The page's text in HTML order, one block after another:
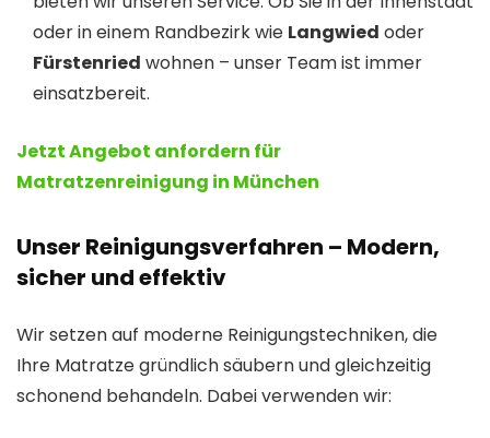
oder in einem Randbezirk wie Langwied oder
Fürstenried wohnen – unser Team ist immer
einsatzbereit.
Jetzt Angebot anfordern für
Matratzenreinigung in München
Unser Reinigungsverfahren – Modern,
sicher und effektiv
Wir setzen auf moderne Reinigungstechniken, die
Ihre Matratze gründlich säubern und gleichzeitig
schonend behandeln. Dabei verwenden wir: